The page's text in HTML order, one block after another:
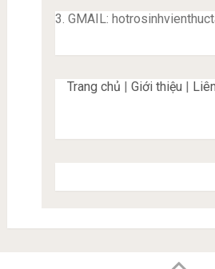
3. GMAIL:
Trang chủ |Giới thiệu |